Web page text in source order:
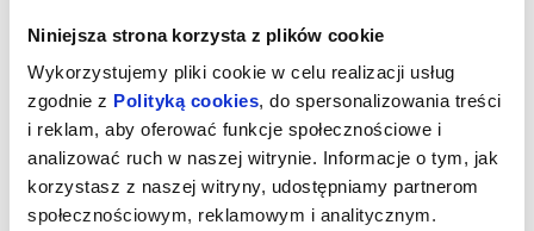
Niniejsza strona korzysta z plików cookie
Wykorzystujemy pliki cookie w celu realizacji usług
zgodnie z Polityką cookies, do spersonalizowania treści
i reklam, aby oferować funkcje społecznościowe i
analizować ruch w naszej witrynie. Informacje o tym, jak
korzystasz z naszej witryny, udostępniamy partnerom
społecznościowym, reklamowym i analitycznym.
Sprzedaż on-line została zakończona,
sprawdź dostępność biletów w kasach
instytucji.